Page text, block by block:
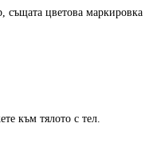
цветова маркировка
към тялото с тел.